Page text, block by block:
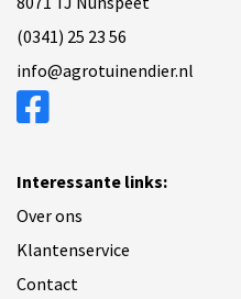
(0341) 25 23 56
info@agrotuinendier.nl
Interessante links:
Over ons
Klantenservice
Contact